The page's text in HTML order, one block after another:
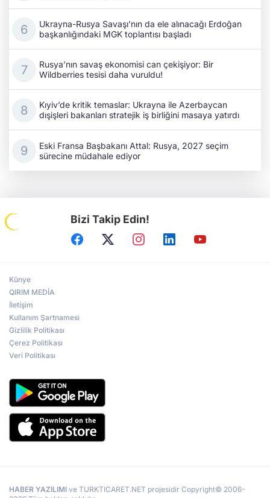
Ukrayna-Rusya Savaşı'nın da ele alınacağı Erdoğan
başkanlığındaki MGK toplantısı başladı
Rusya’nın savaş ekonomisi can çekişiyor: Bir
Wildberries tesisi daha vuruldu!
Kıyiv’de kritik temaslar: Ukrayna ile Azerbaycan
dışişleri bakanları stratejik iş birliğini masaya yatırdı
Eski Fransa Başbakanı Attal: Rusya, 2027 seçim
sürecine müdahale ediyor
Bizi Takip Edin!
Künye
QIRIM MEDİA
İletişim
Kullanım Şartnamesi
Gizlilik Politikası
Çerez Politikası
Veri Politikası
HABER YAZILIMI ve TURKTICARET.NET projesidir Copyright© 2006-